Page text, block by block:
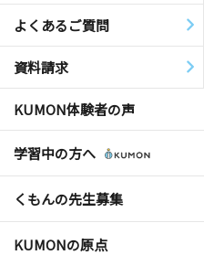
よくあるご質問
資料請求
KUMON体験者の声
学習中の方へ
くもんの先生募集
KUMONの原点